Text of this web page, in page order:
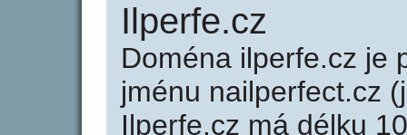
Ilperfe.cz
Doména ilperfe.cz je
jménu nailperfect.cz
Ilperfe.cz má délku